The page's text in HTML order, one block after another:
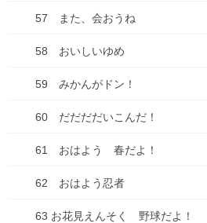
子育て・子ども
家事
思考
料理
未分類
本
57 また、会おうね
58 おいしいゆめ
59 みかんがドン！
60 だだだだいこんだ！
61 おはよう 春だよ！
62 おはよう忍者
63 お花見えんそく 野球だよ！